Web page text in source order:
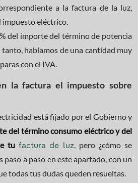
a la factura de la luz,
impuesto eléctrico.
del importe del término de potencia
hablamos de una cantidad muy
con el IVA.
la factura el impuesto sobre
está fijado por el Gobierno y
del término consumo eléctrico y del
tu factura de luz, pero ¿cómo se
paso a paso en este apartado, con un
todas tus dudas queden resueltas.